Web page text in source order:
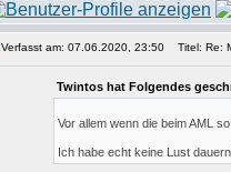
Verfasst am: 07.06.2020, 23:50 Titel: Re:
Twintos hat Folgendes
Vor allem wenn die beim AML
Ich habe echt keine Lust